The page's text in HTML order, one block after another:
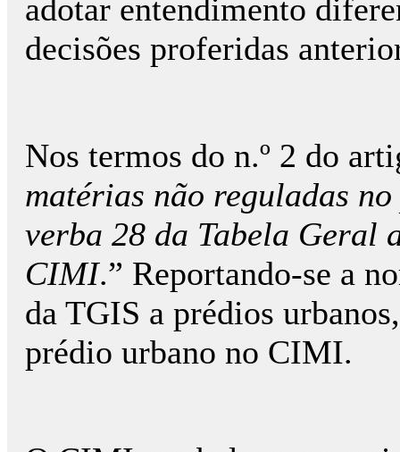
adotar entendimento
decisões proferidas
Nos termos do n.º 2 do
matérias não reguladas
verba 28 da Tabela Geral
CIMI.” Reportando-se a
da TGIS a prédios
prédio urbano no CIMI.